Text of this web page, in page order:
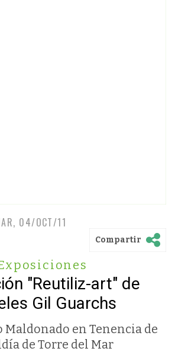
04/OCT/11
Compartir
"Reutiliz-art" de
Gil Guarchs
Maldonado en Tenencia de
de Torre del Mar